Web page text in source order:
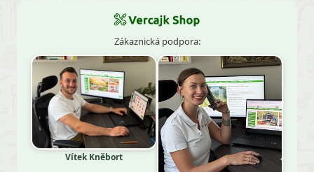
Zákaznická podpora:
Vítek Kněbort